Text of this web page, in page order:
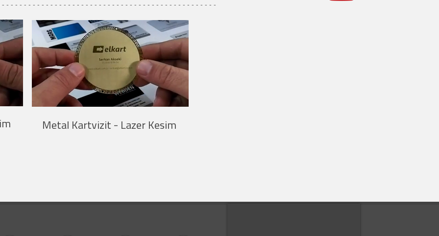
Metal Kartvizit - Lazer Kesim
- - - - - - - - - - - - - - - - - - - - - - - - - - - - - - - - - - - - - - - - - - - - - - - -